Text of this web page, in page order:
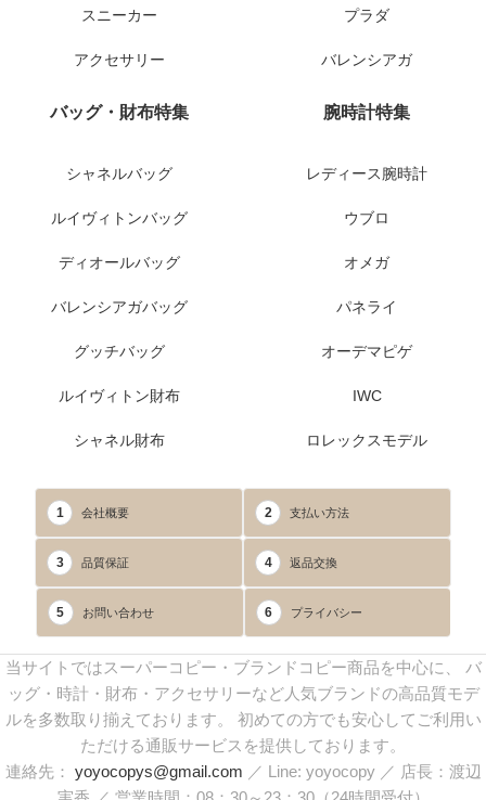
スニーカー
アクセサリー
プラダ
バレンシアガ
バッグ・財布特集
シャネルバッグ
ルイヴィトンバッグ
ディオールバッグ
バレンシアガバッグ
グッチバッグ
ルイヴィトン財布
シャネル財布
腕時計特集
レディース腕時計
ウブロ
オメガ
パネライ
オーデマピゲ
IWC
ロレックスモデル
1 会社概要 2 支払い方法
3 品質保証 4 返品交換
5 お問い合わせ 6 プライバシー
当サイトではスーパーコピー・ブランドコピー商品を中心に、 バ
ッグ・時計・財布・アクセサリーなど人気ブランドの高品質モデ
ルを多数取り揃えております。 初めての方でも安心してご利用い
ただける通販サービスを提供しております。
連絡先： yoyocopys@gmail.com ／ Line: yoyocopy ／ 店長：渡辺